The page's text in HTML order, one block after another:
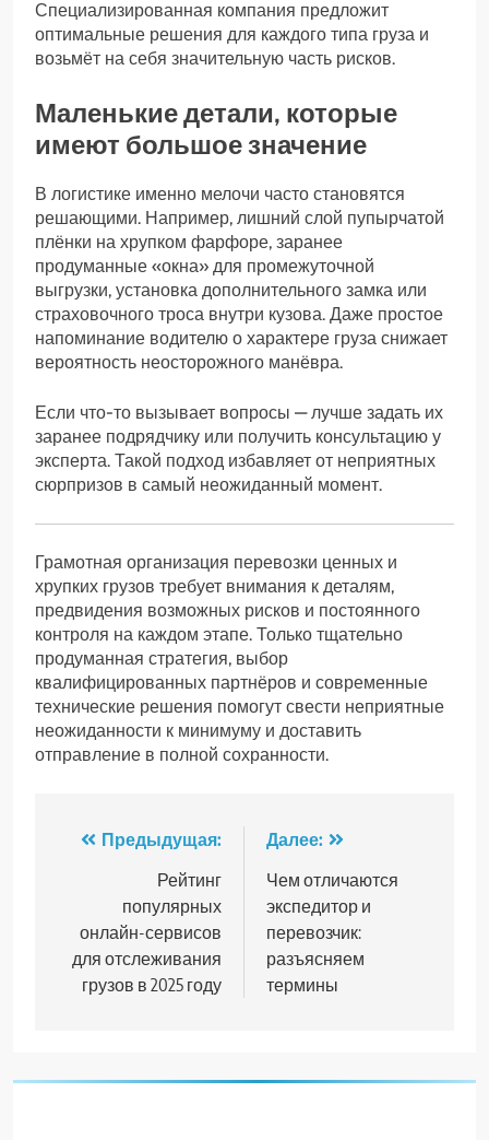
Специализированная компания предложит
оптимальные решения для каждого типа груза и
возьмёт на себя значительную часть рисков.
Маленькие детали, которые
имеют большое значение
В логистике именно мелочи часто становятся
решающими. Например, лишний слой пупырчатой
плёнки на хрупком фарфоре, заранее
продуманные «окна» для промежуточной
выгрузки, установка дополнительного замка или
страховочного троса внутри кузова. Даже простое
напоминание водителю о характере груза снижает
вероятность неосторожного манёвра.
Если что-то вызывает вопросы — лучше задать их
заранее подрядчику или получить консультацию у
эксперта. Такой подход избавляет от неприятных
сюрпризов в самый неожиданный момент.
Грамотная организация перевозки ценных и
хрупких грузов требует внимания к деталям,
предвидения возможных рисков и постоянного
контроля на каждом этапе. Только тщательно
продуманная стратегия, выбор
квалифицированных партнёров и современные
технические решения помогут свести неприятные
неожиданности к минимуму и доставить
отправление в полной сохранности.
Навигация
записям
Предыдущая:
Рейтинг
популярных
онлайн-сервисов
для отслеживания
грузов в 2025 году
Далее:
Чем отличаются
экспедитор и
перевозчик:
разъясняем
термины